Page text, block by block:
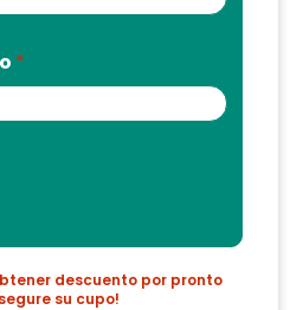
*
descuento por pronto
su cupo!